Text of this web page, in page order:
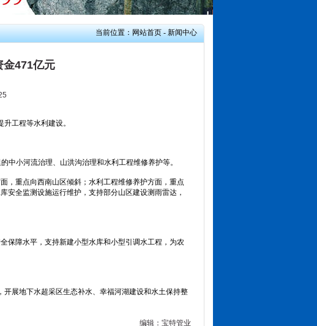
当前位置：网站首页 - 新闻中心
金471亿元
工程等水利建设。
中小河流治理、山洪沟治理和水利工程维修养护等。
，重点向西南山区倾斜；水利工程维修养护方面，重点
安全监测设施运行维护，支持部分山区建设测雨雷达，
保障水平，支持新建小型水库和小型引调水工程，为农
展地下水超采区生态补水、幸福河湖建设和水土保持整
编辑：宝特管业